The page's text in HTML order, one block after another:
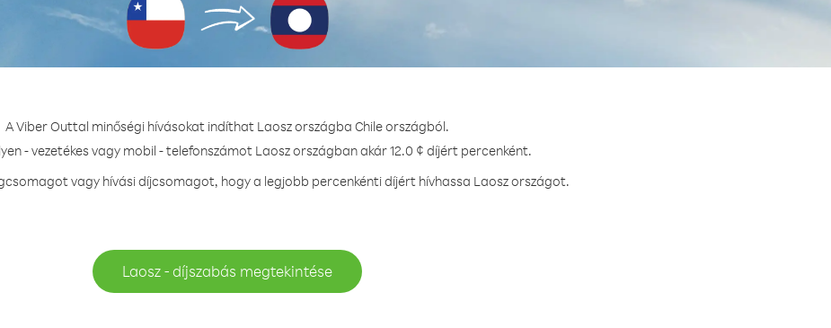
A Viber Outtal minőségi hívásokat indíthat Laosz országba Chile országból.
- vezetékes vagy mobil - telefonszámot Laosz országban akár 12.0 ¢ díjért percenként.
vagy hívási díjcsomagot, hogy a legjobb percenkénti díjért hívhassa Laosz országot.
Laosz - díjszabás megtekintése